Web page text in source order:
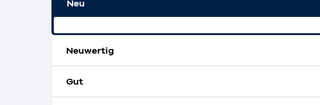
Neu
Neuwertig
Gut